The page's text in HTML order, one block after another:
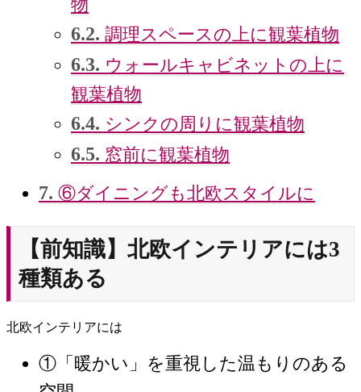
物
6.2. 調理スペースの上に観葉植物
6.3. ウォールキャビネットの上に
観葉植物
6.4. シンクの周りに観葉植物
6.5. 窓前に観葉植物
7. ⑥ダイニングも北欧スタイルに
【前知識】北欧インテリアには3
種類ある
北欧インテリアには
①「暖かい」を重視した温もりのある